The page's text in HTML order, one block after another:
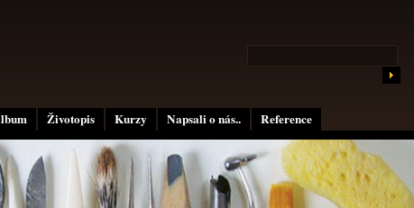
Životopis Kurzy Napsali o nás.. Reference